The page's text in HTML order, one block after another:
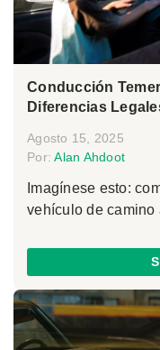
Conducción
Diferencias
Agosto 15, 2025
Por:Alan Ahdoot
Imagínese esto:
vehículo de camino